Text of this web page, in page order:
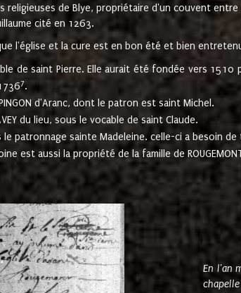
religieuses de Blye, propriétaire d'un couvent
cité en 1263.
l'église et la cure est en bon été et bien
de saint Pierre. Elle aurait été fondée vers 1510
7.
d'Aranc, dont le patron est saint Michel.
du lieu, sous le vocable de saint Claude.
le patronnage sainte Madeleine. celle-ci a besoin
est aussi la propriété de la famille de
En l'an